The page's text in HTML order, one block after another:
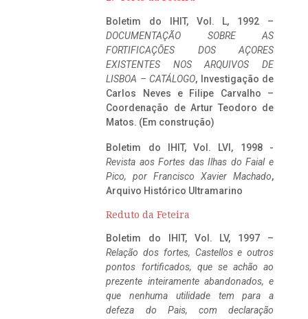
Boletim do IHIT, Vol. L, 1992 –
DOCUMENTAÇÃO SOBRE AS
FORTIFICAÇÕES DOS AÇORES
EXISTENTES NOS ARQUIVOS DE
LISBOA – CATÁLOGO, Investigação de
Carlos Neves e Filipe Carvalho –
Coordenação de Artur Teodoro de
Matos. (Em construção)
Boletim do IHIT, Vol. LVI, 1998 -
Revista aos Fortes das Ilhas do Faial e
Pico, por Francisco Xavier Machado,
Arquivo Histórico Ultramarino
Reduto da Feteira
Boletim do IHIT, Vol. LV, 1997 –
Relação dos fortes, Castellos e outros
pontos fortificados, que se achão ao
prezente inteiramente abandonados, e
que nenhuma utilidade tem para a
defeza do Pais, com declaração